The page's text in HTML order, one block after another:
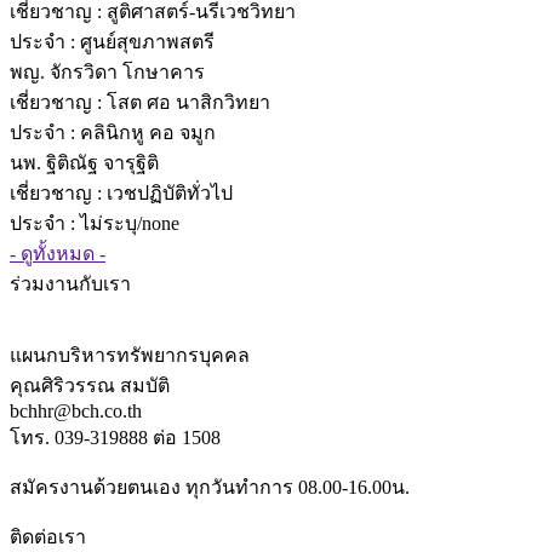
เชี่ยวชาญ : สูติศาสตร์-นรีเวชวิทยา
ประจำ : ศูนย์สุขภาพสตรี
พญ. จักรวิดา โกษาคาร
เชี่ยวชาญ : โสต ศอ นาสิกวิทยา
ประจำ : คลินิกหู คอ จมูก
นพ. ฐิติณัฐ จารุฐิติ
เชี่ยวชาญ : เวชปฏิบัติทั่วไป
ประจำ : ไม่ระบุ/none
- ดูทั้งหมด -
ร่วมงานกับเรา
แผนกบริหารทรัพยากรบุคคล
คุณศิริวรรณ สมบัติ
bchhr@bch.co.th
โทร. 039-319888 ต่อ 1508
สมัครงานด้วยตนเอง ทุกวันทำการ 08.00-16.00น.
ติดต่อเรา